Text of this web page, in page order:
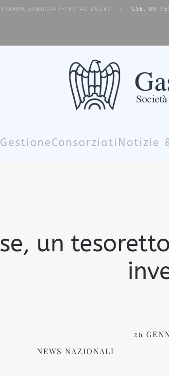
STAMPA ENERGIA (FINO AL 2024)
GSE, UN
GestioneConsorziati Notizie
un
NEWS NAZIONALI
26